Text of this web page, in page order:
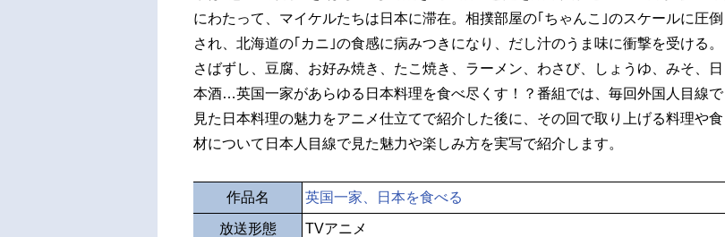
にわたって、マイケルたちは日本に滞在。相撲部屋の｢ちゃんこ｣のスケールに圧倒
され、北海道の｢カニ｣の食感に病みつきになり、だし汁のうま味に衝撃を受ける。
さばずし、豆腐、お好み焼き、たこ焼き、ラーメン、わさび、しょうゆ、みそ、日
本酒…英国一家があらゆる日本料理を食べ尽くす！？番組では、毎回外国人目線で
見た日本料理の魅力をアニメ仕立てで紹介した後に、その回で取り上げる料理や食
材について日本人目線で見た魅力や楽しみ方を実写で紹介します。
作品名 英国一家、日本を食べる
放送形態 TVアニメ